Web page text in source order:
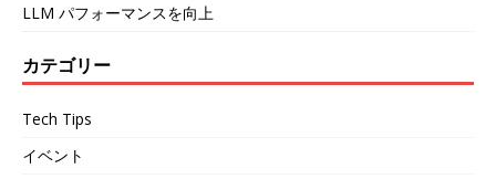
LLM パフォーマンスを向上
カテゴリー
Tech Tips
イベント